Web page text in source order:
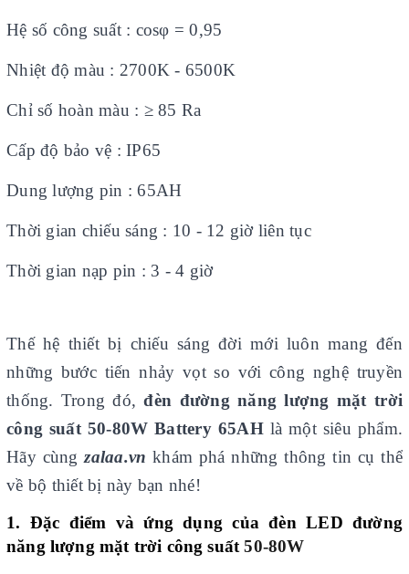
Hệ số công suất : cosφ = 0,95
Nhiệt độ màu : 2700K - 6500K
Chỉ số hoàn màu : ≥ 85 Ra
Cấp độ bảo vệ : IP65
Dung lượng pin : 65AH
Thời gian chiếu sáng : 10 - 12 giờ liên tục
Thời gian nạp pin : 3 - 4 giờ
Thế hệ thiết bị chiếu sáng đời mới luôn mang đến
những bước tiến nhảy vọt so với công nghệ truyền
thống. Trong đó,đèn đường năng lượng mặt trời
công suất 50-80W Battery 65AH là một siêu phẩm.
Hãy cùngzalaa.vn khám phá những thông tin cụ thể
về bộ thiết bị này bạn nhé!
1. Đặc điểm và ứng dụng của đèn LED đường
năng lượng mặt trời công suất50-80W